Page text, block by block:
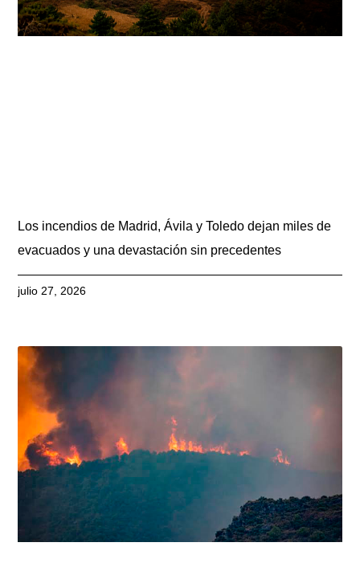
Los incendios de Madrid, Ávila y Toledo dejan miles de
evacuados y una devastación sin precedentes
julio 27, 2026